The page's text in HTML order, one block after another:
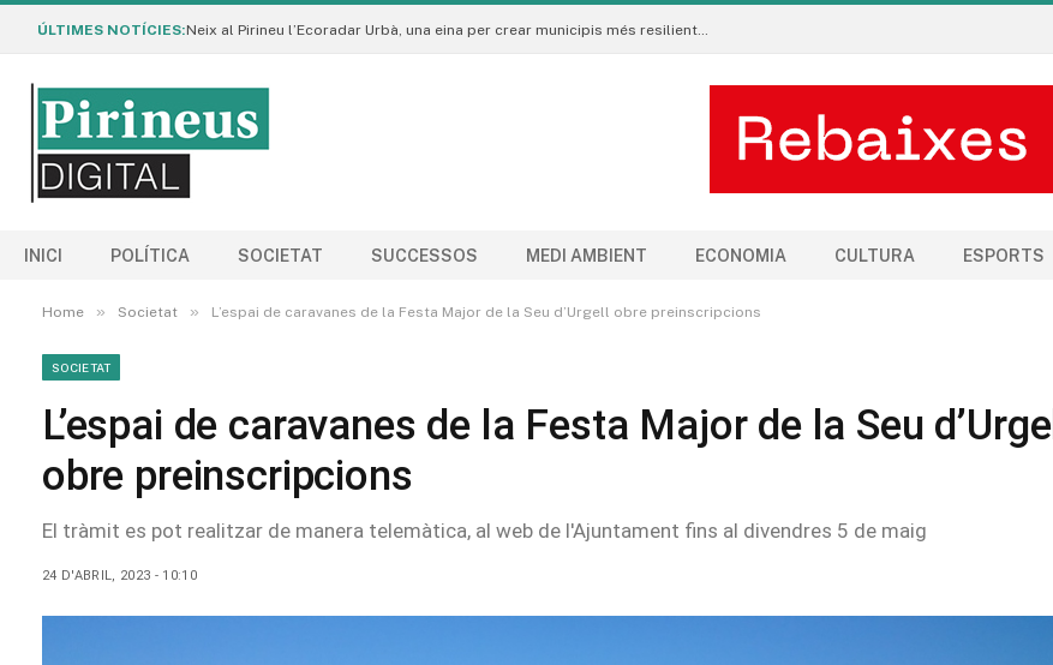
ÚLTIMES NOTÍCIES: Neix al Pirineu l’Ecoradar Urbà, una eina per crear municipis més resilients al canvi climàtic
INICI POLÍTICA SOCIETAT SUCCESSOS MEDI AMBIENT ECONOMIA CULTURA ESPORTS
Home » Societat » L’espai de caravanes de la Festa Major de la Seu d’Urgell obre preinscripcions
SOCIETAT
L’espai de caravanes de la Festa Major de la Seu d’Urgell
obre preinscripcions
El tràmit es pot realitzar de manera telemàtica, al web de l'Ajuntament fins al divendres 5 de maig
24 D'ABRIL, 2023 - 10:10